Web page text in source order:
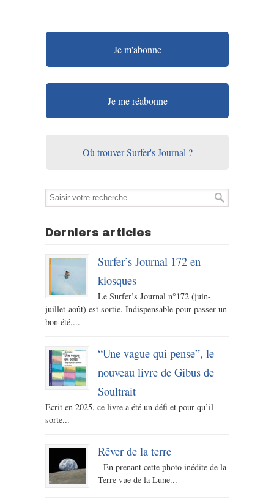
Je m'abonne
Je me réabonne
Où trouver Surfer's Journal ?
Derniers articles
Surfer’s Journal 172 en
kiosques
Le Surfer’s Journal n°172 (juin-
juillet-août) est sortie. Indispensable pour passer un
bon été,...
“Une vague qui pense”, le
nouveau livre de Gibus de
Soultrait
Ecrit en 2025, ce livre a été un défi et pour qu’il
sorte...
Rêver de la terre
En prenant cette photo inédite de la
Terre vue de la Lune...